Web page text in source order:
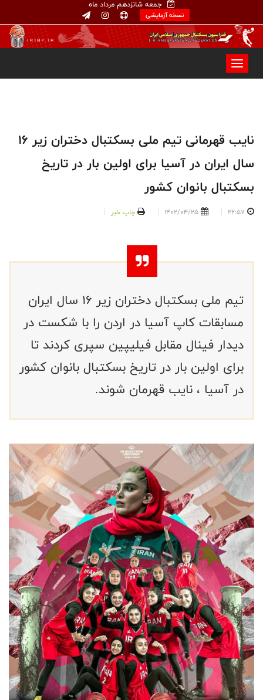
جمعه شانزدهم مرداد ماه
نسخه آزمایشی
نایب قهرمانی تیم ملی بسکتبال دختران زیر ۱۶
سال ایران در آسیا برای اولین بار در تاریخ
بسکتبال بانوان کشور
22:57
1402/04/25 چاپ خبر
تیم ملی بسکتبال دختران زیر ۱۶ سال ایران
مسابقات کاپ آسیا در اردن را با شکست در
دیدار فینال مقابل فیلیپین سپری کردند تا
برای اولین بار در تاریخ بسکتبال بانوان کشور
در آسیا ، نایب قهرمان شوند.